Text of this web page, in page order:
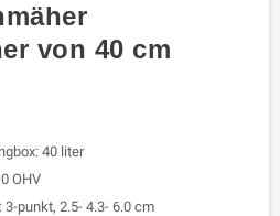
von 40 cm
40 liter
OHV
punkt, 2.5- 4.3- 6.0 cm